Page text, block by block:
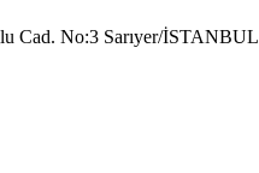
Cad. No:3 Sarıyer/İSTANBUL